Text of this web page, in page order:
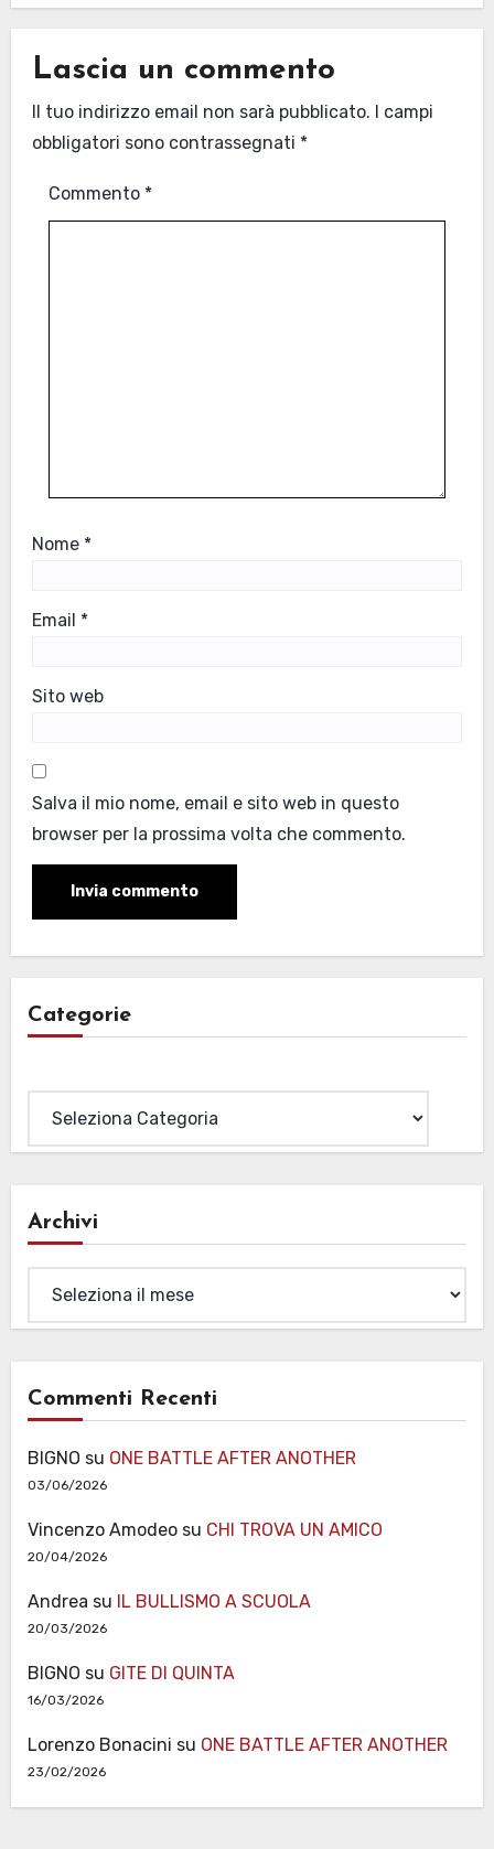
Lascia un commento
Il tuo indirizzo email non sarà pubblicato. I campi
obbligatori sono contrassegnati *
Commento *
Nome *
Email *
Sito web
Salva il mio nome, email e sito web in questo
browser per la prossima volta che commento.
Categorie
Archivi
Commenti Recenti
BIGNO su ONE BATTLE AFTER ANOTHER
03/06/2026
Vincenzo Amodeosu CHI TROVA UN AMICO
20/04/2026
Andrea su IL BULLISMO A SCUOLA
20/03/2026
BIGNO su GITE DI QUINTA
16/03/2026
Lorenzo Bonacini su ONE BATTLE AFTER ANOTHER
23/02/2026